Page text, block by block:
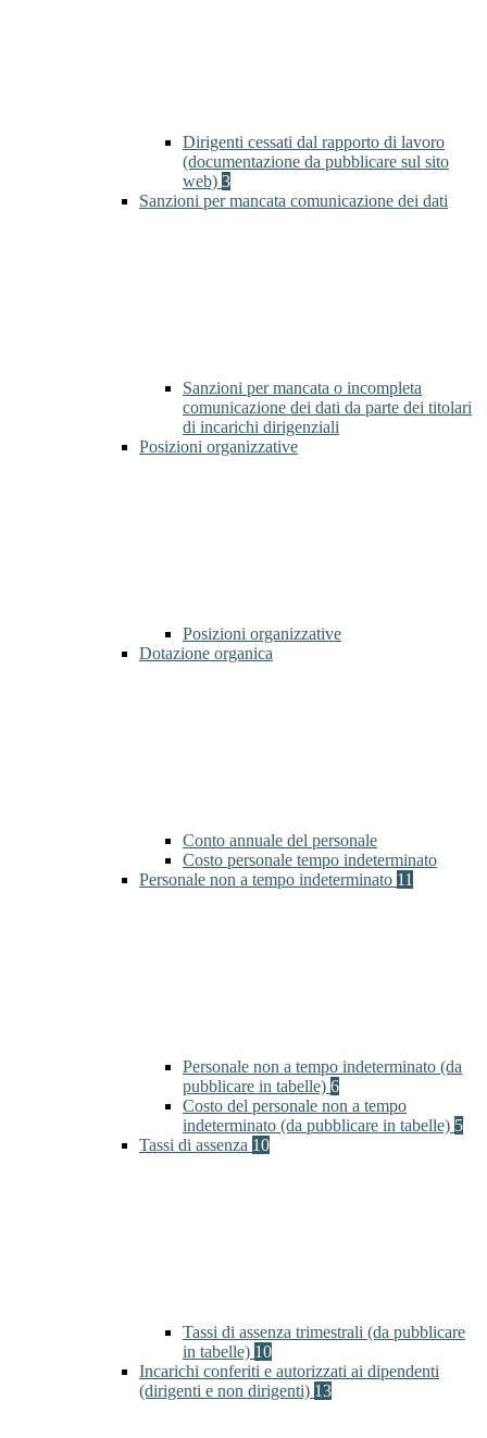
Dirigenti cessati dal rapporto di lavoro
(documentazione da pubblicare sul sito
web) 3
Sanzioni per mancata comunicazione dei dati
Sanzioni per mancata o incompleta
comunicazione dei dati da parte dei titolari
di incarichi dirigenziali
Posizioni organizzative
Posizioni organizzative
Dotazione organica
Conto annuale del personale
Costo personale tempo indeterminato
Personale non a tempo indeterminato 11
Personale non a tempo indeterminato (da
pubblicare in tabelle) 6
Costo del personale non a tempo
indeterminato (da pubblicare in tabelle) 5
Tassi di assenza 10
Tassi di assenza trimestrali (da pubblicare
in tabelle) 10
Incarichi conferiti e autorizzati ai dipendenti
(dirigenti e non dirigenti) 13